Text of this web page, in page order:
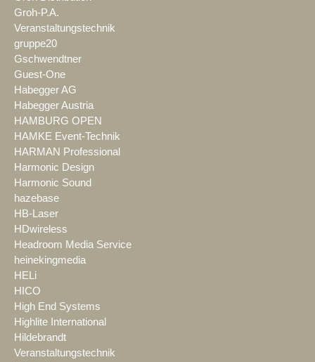
Groh-P.A.
Veranstaltungstechnik
gruppe20
Gschwendtner
Guest-One
Habegger AG
Habegger Austria
HAMBURG OPEN
HAMKE Event-Technik
HARMAN Professional
Harmonic Design
Harmonic Sound
hazebase
HB-Laser
HDwireless
Headroom Media Service
heinekingmedia
HELi
HICO
High End Systems
Highlite International
Hildebrandt
Veranstaltungstechnik